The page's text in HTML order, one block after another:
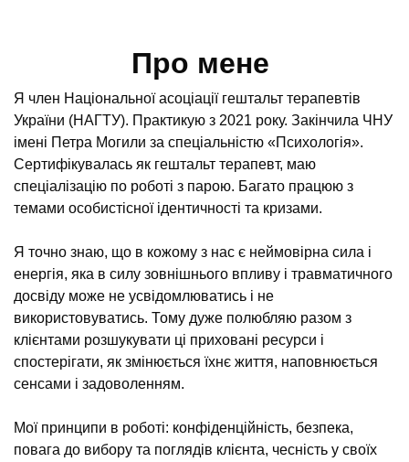
Про мене
Я член Національної асоціації гештальт терапевтів
України (НАГТУ). Практикую з 2021 року. Закінчила ЧНУ
імені Петра Могили за спеціальністю «Психологія».
Сертифікувалась як гештальт терапевт, маю
спеціалізацію по роботі з парою. Багато працюю з
темами особистісної ідентичності та кризами.
Я точно знаю, що в кожому з нас є неймовірна сила і
енергія, яка в силу зовнішнього впливу і травматичного
досвіду може не усвідомлюватись і не
використовуватись. Тому дуже полюбляю разом з
клієнтами розшукувати ці приховані ресурси і
спостерігати, як змінюється їхнє життя, наповнюється
сенсами і задоволенням.
Мої принципи в роботі: конфіденційність, безпека,
повага до вибору та поглядів клієнта, чесність у своїх